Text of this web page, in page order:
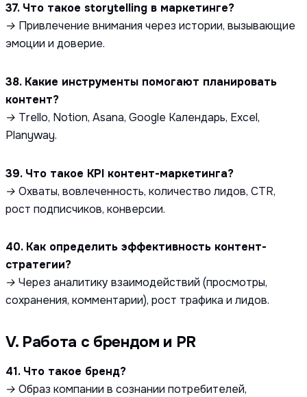
37. Что такое storytelling в маркетинге?
→ Привлечение внимания через истории, вызывающие
эмоции и доверие.
38. Какие инструменты помогают планировать
контент?
→ Trello, Notion, Asana, Google Календарь, Excel,
Planyway.
39. Что такое KPI контент-маркетинга?
→ Охваты, вовлеченность, количество лидов, CTR,
рост подписчиков, конверсии.
40. Как определить эффективность контент-
стратегии?
→ Через аналитику взаимодействий (просмотры,
сохранения, комментарии), рост трафика и лидов.
V. Работа с брендом и PR
41. Что такое бренд?
→ Образ компании в сознании потребителей,